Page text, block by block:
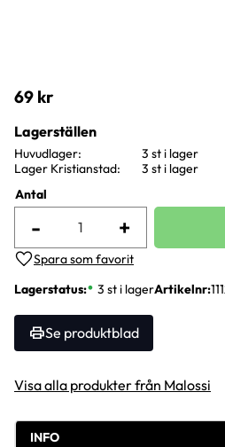
69 kr
Antal
+
-
Lägg till i favoriter
Lagerstatus 3 st i lagerArtikelnr
Se produktblad
Lagerställen
Huvudlager
3 st i lager
Lager Kristianstad
3 st i lager
Visa alla produkter från Malossi
INFO